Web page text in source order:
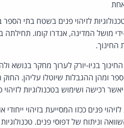
לזיהוי פנים בשטח בתי הספר
מושל המדינה, אנדרו קומו. תחילתה
החינוך.
בניו-יורק לערוך מחקר בנושא
רכישה ושימוש בטכנולוגיות
פנים ככזו המסייעת בזיהוי
וניתוח של דפוסי פנים. טכנולוגיות